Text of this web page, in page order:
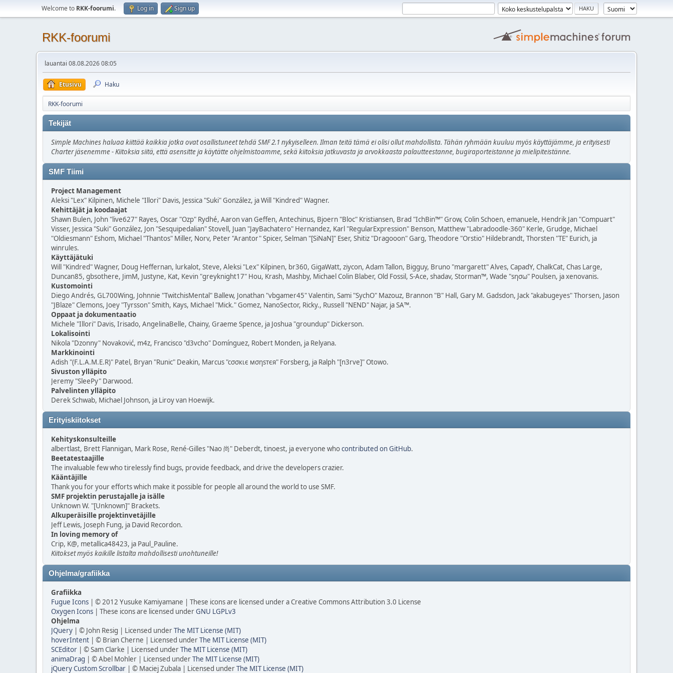
Welcome to RKK-foorumi. Log in Sign up
RKK-foorumi
lauantai 08.08.2026 08:05
Etusivu Haku
RKK-foorumi
Tekijät
Simple Machines haluaa kiittää kaikkia jotka ovat osallistuneet tehdä SMF 2.1 nykyiselleen. Ilman teitä tämä ei olisi ollut mahdollista. Tähän ryhmään kuuluu myös käyttäjämme, ja erityisesti
Charter jäsenemme - Kiitoksia siitä, että asensitte ja käytätte ohjelmistoamme, sekä kiitoksia jatkuvasta ja arvokkaasta palautteestanne, bugiraporteistanne ja mielipiteistänne.
SMF Tiimi
Project Management
Aleksi "Lex" Kilpinen, Michele "Illori" Davis, Jessica "Suki" González, ja Will "Kindred" Wagner.
Kehittäjät ja koodaajat
Shawn Bulen, John "live627" Rayes, Oscar "Ozp" Rydhé, Aaron van Geffen, Antechinus, Bjoern "Bloc" Kristiansen, Brad "IchBin™" Grow, Colin Schoen, emanuele, Hendrik Jan "Compuart"
Visser, Jessica "Suki" González, Jon "Sesquipedalian" Stovell, Juan "JayBachatero" Hernandez, Karl "RegularExpression" Benson, Matthew "Labradoodle-360" Kerle, Grudge, Michael
"Oldiesmann" Eshom, Michael "Thantos" Miller, Norv, Peter "Arantor" Spicer, Selman "[SiNaN]" Eser, Shitiz "Dragooon" Garg, Theodore "Orstio" Hildebrandt, Thorsten "TE" Eurich, ja
winrules.
Käyttäjätuki
Will "Kindred" Wagner, Doug Heffernan, lurkalot, Steve, Aleksi "Lex" Kilpinen, br360, GigaWatt, ziycon, Adam Tallon, Bigguy, Bruno "margarett" Alves, CapadY, ChalkCat, Chas Large,
Duncan85, gbsothere, JimM, Justyne, Kat, Kevin "greyknight17" Hou, Krash, Mashby, Michael Colin Blaber, Old Fossil, S-Ace, shadav, Storman™, Wade "sησω" Poulsen, ja xenovanis.
Kustomointi
Diego Andrés, GL700Wing, Johnnie "TwitchisMental" Ballew, Jonathan "vbgamer45" Valentin, Sami "SychO" Mazouz, Brannon "B" Hall, Gary M. Gadsdon, Jack "akabugeyes" Thorsen, Jason
"JBlaze" Clemons, Joey "Tyrsson" Smith, Kays, Michael "Mick." Gomez, NanoSector, Ricky., Russell "NEND" Najar, ja SA™.
Oppaat ja dokumentaatio
Michele "Illori" Davis, Irisado, AngelinaBelle, Chainy, Graeme Spence, ja Joshua "groundup" Dickerson.
Lokalisointi
Nikola "Dzonny" Novaković, m4z, Francisco "d3vcho" Domínguez, Robert Monden, ja Relyana.
Markkinointi
Adish "(F.L.A.M.E.R)" Patel, Bryan "Runic" Deakin, Marcus "cσσкιє мσηѕтєя" Forsberg, ja Ralph "[n3rve]" Otowo.
Sivuston ylläpito
Jeremy "SleePy" Darwood.
Palvelinten ylläpito
Derek Schwab, Michael Johnson, ja Liroy van Hoewijk.
Erityiskiitokset
Kehityskonsulteille
albertlast, Brett Flannigan, Mark Rose, René-Gilles "Nao 尚" Deberdt, tinoest, ja everyone whocontributed on GitHub.
Beetatestaajille
The invaluable few who tirelessly find bugs, provide feedback, and drive the developers crazier.
Kääntäjille
Thank you for your efforts which make it possible for people all around the world to use SMF.
SMF projektin perustajalle ja isälle
Unknown W. "[Unknown]" Brackets.
Alkuperäisille projektinvetäjille
Jeff Lewis, Joseph Fung, ja David Recordon.
In loving memory of
Crip, K@, metallica48423, ja Paul_Pauline.
Kiitokset myös kaikille listalta mahdollisesti unohtuneille!
Ohjelma/grafiikka
Grafiikka
Fugue Icons | © 2012 Yusuke Kamiyamane | These icons are licensed under a Creative Commons Attribution 3.0 License
Oxygen Icons | These icons are licensed underGNU LGPLv3
Ohjelma
JQuery | © John Resig | Licensed underThe MIT License (MIT)
hoverIntent | © Brian Cherne | Licensed underThe MIT License (MIT)
SCEditor | © Sam Clarke | Licensed underThe MIT License (MIT)
animaDrag | © Abel Mohler | Licensed underThe MIT License (MIT)
jQuery Custom Scrollbar | © Maciej Zubala | Licensed underThe MIT License (MIT)